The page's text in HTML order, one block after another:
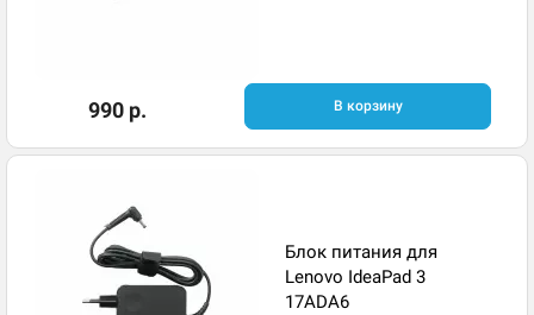
990 р. В корзину
Блок питания для
Lenovo IdeaPad 3
17ADA6